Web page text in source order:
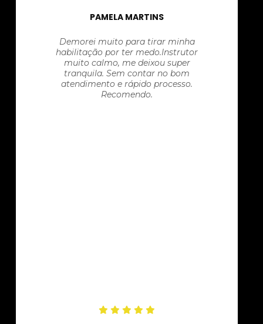
PAMELA MARTINS
Demorei muito para tirar minha
habilitação por ter medo.Instrutor
muito calmo, me deixou super
tranquila. Sem contar no bom
atendimento e rápido processo.
Recomendo.